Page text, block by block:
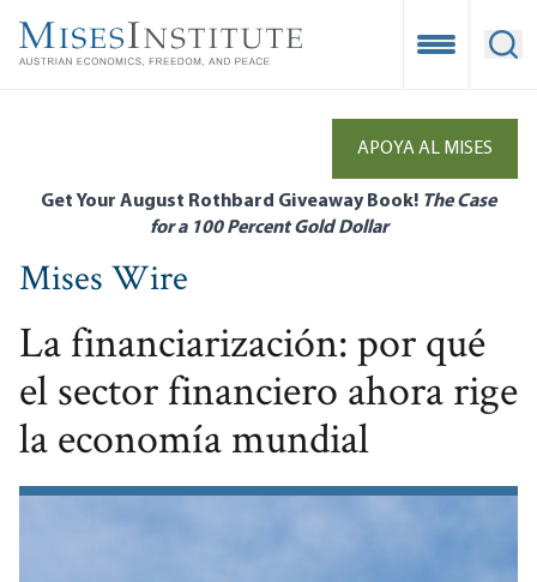
main
Open
APOYA AL MISES
Get Your August Rothbard Giveaway Book! The Case
for a 100 Percent Gold Dollar
Mises Wire
La financiarización: por qué
el sector financiero ahora rige
la economía mundial